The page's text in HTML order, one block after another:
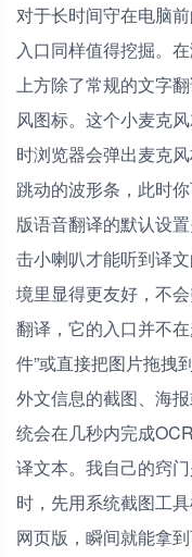
对于长时间守在电脑
入口同样值得挖掘。
上方除了常规的文字
风图标。这个小麦克
时浏览器会弹出麦克
跳动的波形条，此时
版语音翻译的默认设
击小喇叭才能听到译
境里显得更友好，不
翻译，它的入口并不
件”或直接把图片拖拽
外文信息的截图、海
统会在几秒内完成
译文本。我自己的窍
时，先用系统截图工
网页版，瞬间就能拿